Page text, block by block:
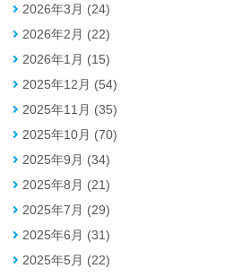
2026年3月 (24)
2026年2月 (22)
2026年1月 (15)
2025年12月 (54)
2025年11月 (35)
2025年10月 (70)
2025年9月 (34)
2025年8月 (21)
2025年7月 (29)
2025年6月 (31)
2025年5月 (22)